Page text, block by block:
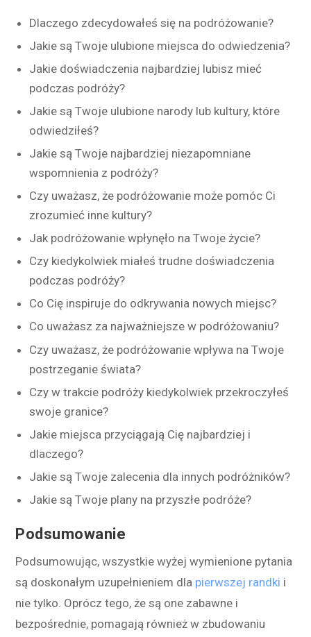
Dlaczego zdecydowałeś się na podróżowanie?
Jakie są Twoje ulubione miejsca do odwiedzenia?
Jakie doświadczenia najbardziej lubisz mieć
podczas podróży?
Jakie są Twoje ulubione narody lub kultury, które
odwiedziłeś?
Jakie są Twoje najbardziej niezapomniane
wspomnienia z podróży?
Czy uważasz, że podróżowanie może pomóc Ci
zrozumieć inne kultury?
Jak podróżowanie wpłynęło na Twoje życie?
Czy kiedykolwiek miałeś trudne doświadczenia
podczas podróży?
Co Cię inspiruje do odkrywania nowych miejsc?
Co uważasz za najważniejsze w podróżowaniu?
Czy uważasz, że podróżowanie wpływa na Twoje
postrzeganie świata?
Czy w trakcie podróży kiedykolwiek przekroczyłeś
swoje granice?
Jakie miejsca przyciągają Cię najbardziej i
dlaczego?
Jakie są Twoje zalecenia dla innych podróżników?
Jakie są Twoje plany na przyszłe podróże?
Podsumowanie
Podsumowując, wszystkie wyżej wymienione pytania
są doskonałym uzupełnieniem dla pierwszej randki i
nie tylko. Oprócz tego, że są one zabawne i
bezpośrednie, pomagają również w zbudowaniu